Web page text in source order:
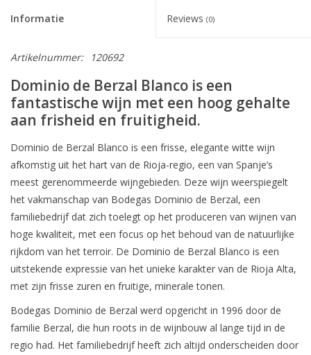
Informatie Reviews (0)
Artikelnummer: 120692
Dominio de Berzal Blanco is een
fantastische wijn met een hoog gehalte
aan frisheid en fruitigheid.
Dominio de Berzal Blanco is een frisse, elegante witte wijn
afkomstig uit het hart van de Rioja-regio, een van Spanje’s
meest gerenommeerde wijngebieden. Deze wijn weerspiegelt
het vakmanschap van Bodegas Dominio de Berzal, een
familiebedrijf dat zich toelegt op het produceren van wijnen van
hoge kwaliteit, met een focus op het behoud van de natuurlijke
rijkdom van het terroir. De Dominio de Berzal Blanco is een
uitstekende expressie van het unieke karakter van de Rioja Alta,
met zijn frisse zuren en fruitige, minerale tonen.
Bodegas Dominio de Berzal werd opgericht in 1996 door de
familie Berzal, die hun roots in de wijnbouw al lange tijd in de
regio had. Het familiebedrijf heeft zich altijd onderscheiden door